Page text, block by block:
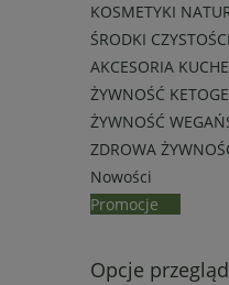
KOSMETYKI
ŚRODKI CZYSTOŚCI
AKCESORIA
ŻYWNOŚĆ
ŻYWNOŚĆ
ZDROWA
Nowości
Promocje
Opcje